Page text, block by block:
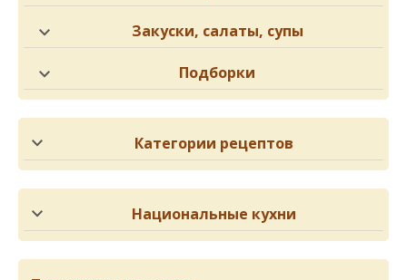
Закуски, салаты, супы
Подборки
Категории рецептов
Национальные кухни